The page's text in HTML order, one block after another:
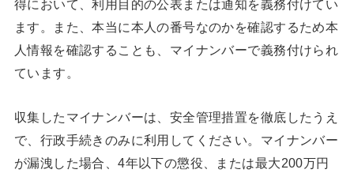
得において、利用目的の公表または通知を義務付けてい
ます。また、本当に本人の番号なのかを確認するため本
人情報を確認することも、マイナンバーで義務付けられ
ています。
収集したマイナンバーは、安全管理措置を徹底したうえ
で、行政手続きのみに利用してください。マイナンバー
が漏洩した場合、4年以下の懲役、または最大200万円